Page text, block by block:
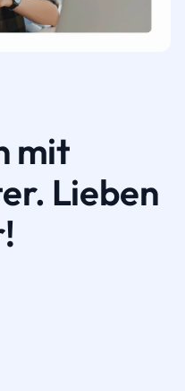
mit
Lieben